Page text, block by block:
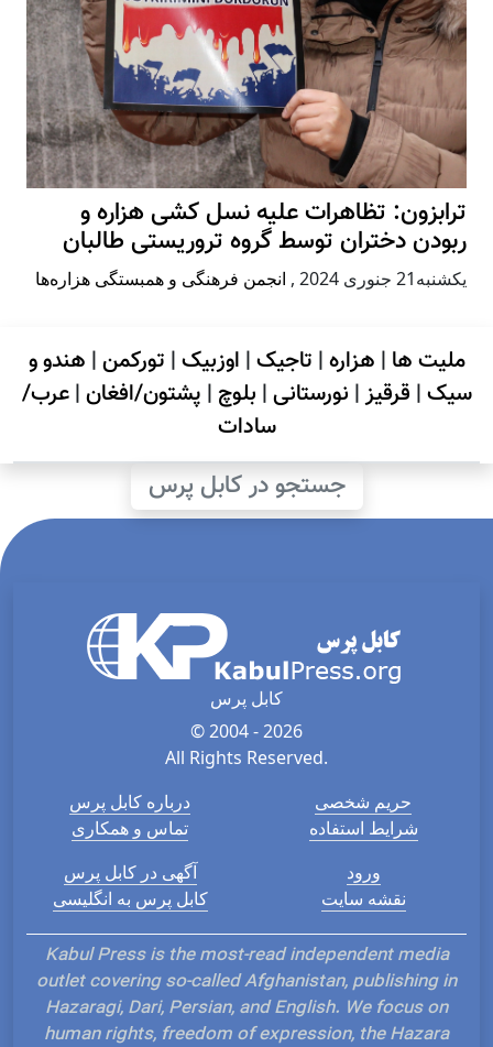
ترابزون: تظاهرات علیه نسل کشی هزاره و
ربودن دختران توسط گروه تروریستی طالبان
يكشنبه21 جنوری 2024 , انجمن فرهنگی و همبستگی هزاره‌ها
ملیت ها | هزاره| تاجیک| اوزبیک| تورکمن| هندو و
سیک| قرقیز| نورستانی| بلوچ | پشتون/افغان|عرب/
سادات
جستجو در کابل پرس
کابل پرس
© 2004 - 2026
All Rights Reserved.
درباره کابل پرس
تماس و همکاری
حریم شخصی
شرایط استفاده
آگهی در کابل پرس
کابل پرس به انگلیسی
ورود
نقشه سایت
Kabul Press is the most-read independent media
outlet covering so-called Afghanistan, publishing in
Hazaragi, Dari, Persian, and English. We focus on
human rights, freedom of expression, the Hazara